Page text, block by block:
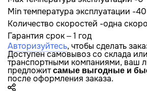
Min температура эксплуатации -40
Количество скоростей -одна
Гарантия срок – 1 год
Авторизуйтесь, чтобы сделать
Доступен самовывоз со склада
транспортными компаниями, ваш
предложитсамые выгодные и
после оформления заказа.